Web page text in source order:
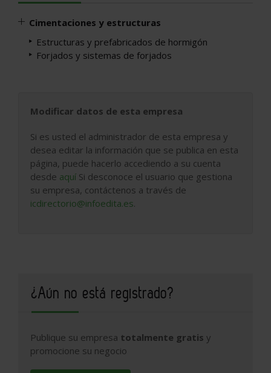
Cimentaciones y estructuras
Estructuras y prefabricados de hormigón
Forjados y sistemas de forjados
Modificar datos de esta empresa
Si es usted el administrador de esta empresa y
desea editar la información que se publica en esta
página, puede hacerlo accediendo a su cuenta
desde aquí Si desconoce el usuario que gestiona
su empresa, contáctenos a través de
icdirectorio@infoedita.es.
¿Aún no está registrado?
Publique su empresa totalmente gratis y
promocione su negocio